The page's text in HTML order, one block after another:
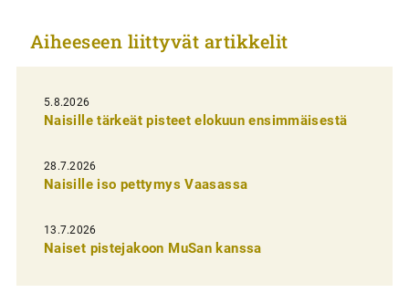
k
e
l
i
e
n
e
Aiheeseen liittyvät artikkelit
5.8.2026
Naisille tärkeät pisteet elokuun ensimmäisestä
28.7.2026
Naisille iso pettymys Vaasassa
13.7.2026
Naiset pistejakoon MuSan kanssa